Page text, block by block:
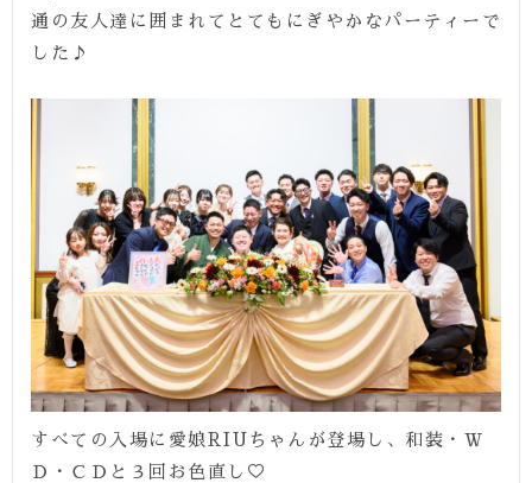
通の友人達に囲まれてとてもにぎやかなパーティーで
した♪
すべての入場に愛娘RIUちゃんが登場し、和装・Ｗ
Ｄ・ＣＤと３回お色直し♡